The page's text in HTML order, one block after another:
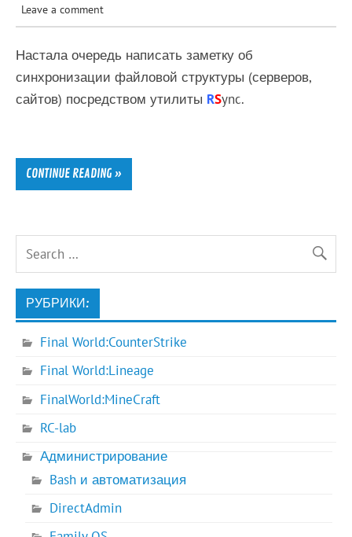
Leave a comment
Настала очередь написать заметку об
синхронизации файловой структуры (серверов,
сайтов) посредством утилиты RSync.
CONTINUE READING »
РУБРИКИ:
Final World:CounterStrike
Final World:Lineage
FinalWorld:MineCraft
RC-lab
Администрирование
Bash и автоматизация
DirectAdmin